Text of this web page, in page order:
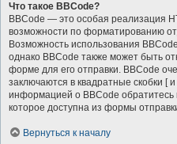
Что такое BBCode?
BBCode — это особая реализация
возможности по форматированию
Возможность использования
однако BBCode также может быть
форме для его отправки. BBCode
заключаются в квадратные скобки [
информацией о BBCode обратитесь
которое доступна из формы
Вернуться к началу